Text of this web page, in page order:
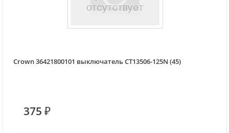
Crown 36421800101 выключатель CT13506-125N (45)
375 ₽